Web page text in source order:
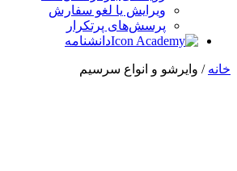
ویرایش یا لغو سفارش
پرسش‌های پرتکرار
دانشنامه
خانه / وایرشو و انواع سرسیم